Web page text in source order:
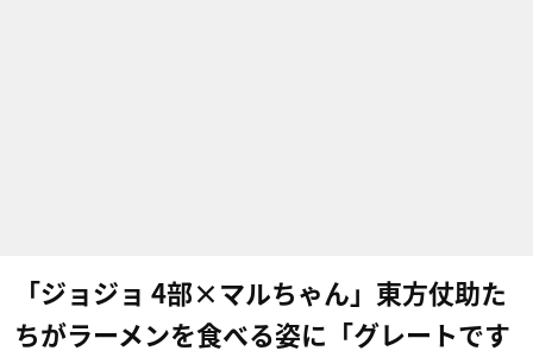
「ジョジョ 4部×マルちゃん」東方仗助た
ちがラーメンを食べる姿に「グレートです